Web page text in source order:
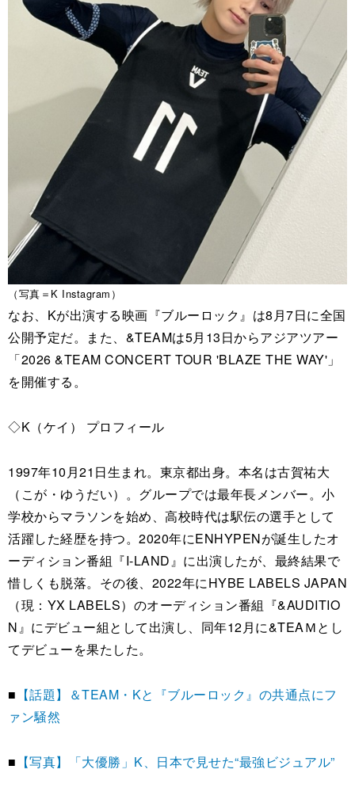
（写真＝K Instagram）
なお、Kが出演する映画『ブルーロック』は8月7日に全国
公開予定だ。また、&TEAMは5月13日からアジアツアー
「2026 &TEAM CONCERT TOUR 'BLAZE THE WAY'」
を開催する。
◇K（ケイ） プロフィール
1997年10月21日生まれ。東京都出身。本名は古賀祐大
（こが・ゆうだい）。グループでは最年長メンバー。小
学校からマラソンを始め、高校時代は駅伝の選手として
活躍した経歴を持つ。2020年にENHYPENが誕生したオ
ーディション番組『I-LAND』に出演したが、最終結果で
惜しくも脱落。その後、2022年にHYBE LABELS JAPAN
（現：YX LABELS）のオーディション番組『&AUDITIO
N』にデビュー組として出演し、同年12月に&TEAＭとし
てデビューを果たした。
■ 【話題】＆TEAM・Kと『ブルーロック』の共通点にフ
ァン騒然
■ 【写真】「大優勝」K、日本で見せた“最強ビジュアル”